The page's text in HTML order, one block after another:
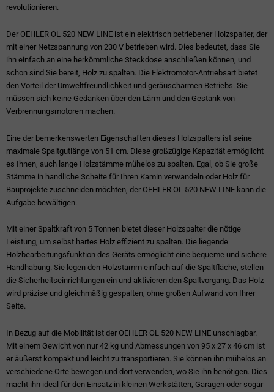
revolutionieren.
Der OEHLER OL 520 NEW LINE ist ein elektrisch betriebener Holzspalter, der
mit einer Netzspannung von 230 V betrieben wird. Dies bedeutet, dass Sie
ihn einfach an eine herkömmliche Steckdose anschließen können, und
schon sind Sie bereit, Holz zu spalten. Die Elektromotor-Antriebsart bietet
den Vorteil der Umweltfreundlichkeit und geräuscharmen Betriebs. Sie
müssen sich keine Gedanken über den Lärm und den Gestank von
Verbrennungsmotoren machen.
Eine der bemerkenswerten Eigenschaften dieses Holzspalters ist seine
maximale Spaltgutlänge von 51 cm. Diese großzügige Kapazität ermöglicht
es Ihnen, auch lange Holzstämme mühelos zu spalten. Egal, ob Sie große
Stämme in handliche Scheite für Ihren Kamin verwandeln oder Holz für
Bauprojekte zuschneiden möchten, der OEHLER OL 520 NEW LINE kann die
Aufgabe bewältigen.
Mit einer Spaltkraft von 5 Tonnen bietet dieser Holzspalter die nötige
Leistung, um selbst hartes Holz effizient zu spalten. Die liegende
Holzbearbeitungsfunktion des Geräts ermöglicht eine bequeme und sichere
Handhabung. Sie legen den Holzstamm einfach auf die Spaltfläche, stellen
die Sicherheitseinrichtungen ein und aktivieren den Spaltvorgang. Das Holz
wird präzise und gleichmäßig gespalten, ohne großen Aufwand von Ihrer
Seite.
In Bezug auf die Mobilität ist der OEHLER OL 520 NEW LINE unschlagbar.
Mit einem Gewicht von nur 42 kg und Abmessungen von 95 x 27 x 46 cm ist
er äußerst kompakt und leicht zu transportieren. Sie können ihn mühelos an
verschiedene Orte bewegen und dort verwenden, wo Sie ihn benötigen. Dies
macht ihn ideal für den Einsatz in kleinen Werkstätten, Garagen oder sogar